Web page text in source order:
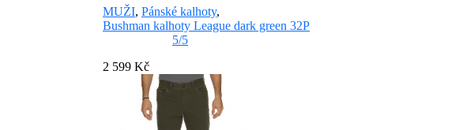
MUŽI, Pánské kalhoty,
Bushman kalhoty League dark green 32P
5/5
2 599 Kč